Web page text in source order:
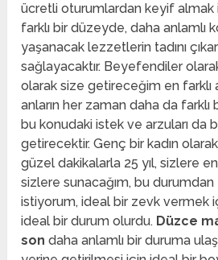
ücretli oturumlardan keyif almak
farklı bir düzeyde, daha anlamlı
yaşanacak lezzetlerin tadını
sağlayacaktır. Beyefendiler
olarak size getireceğim en farklı
anların her zaman daha da farklı
bu konudaki istek ve arzuları da
getirecektir. Genç bir kadın
güzel dakikalarla 25 yıl, sizlere
sizlere sunacağım, bu
istiyorum, ideal bir zevk vermek
ideal bir durum olurdu. Düzce
son daha anlamlı bir duruma